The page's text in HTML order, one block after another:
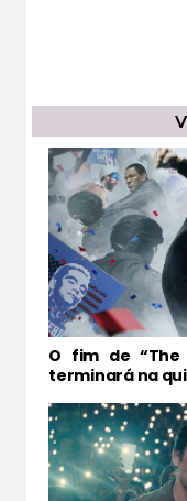
O fim de “The
terminará na